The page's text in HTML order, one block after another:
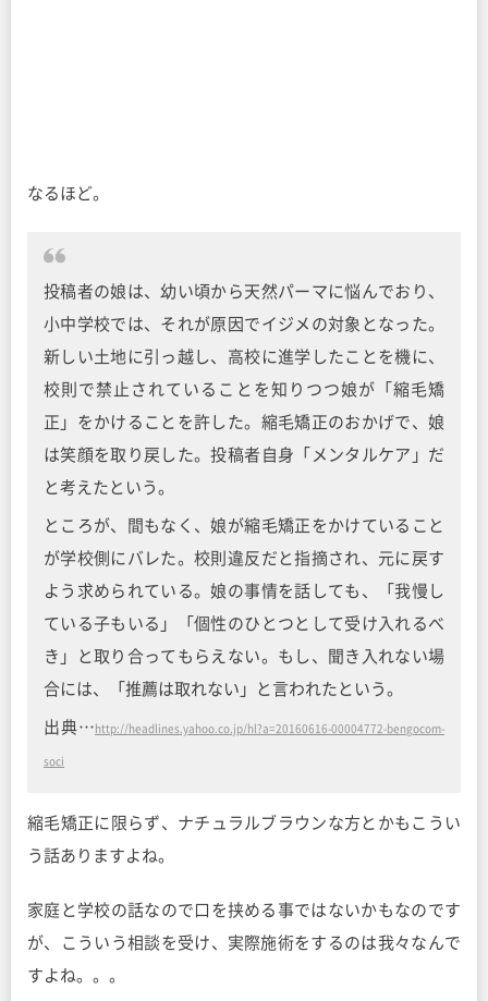
なるほど。
投稿者の娘は、幼い頃から天然パーマに悩んでおり、
小中学校では、それが原因でイジメの対象となった。
新しい土地に引っ越し、高校に進学したことを機に、
校則で禁止されていることを知りつつ娘が「縮毛矯
正」をかけることを許した。縮毛矯正のおかげで、娘
は笑顔を取り戻した。投稿者自身「メンタルケア」だ
と考えたという。
ところが、間もなく、娘が縮毛矯正をかけていること
が学校側にバレた。校則違反だと指摘され、元に戻す
よう求められている。娘の事情を話しても、「我慢し
ている子もいる」「個性のひとつとして受け入れるべ
き」と取り合ってもらえない。もし、聞き入れない場
合には、「推薦は取れない」と言われたという。
出典… http://headlines.yahoo.co.jp/hl?a=20160616-00004772-bengocom-
soci
縮毛矯正に限らず、ナチュラルブラウンな方とかもこうい
う話ありますよね。
家庭と学校の話なので口を挟める事ではないかもなのです
が、こういう相談を受け、実際施術をするのは我々なんで
すよね。。。